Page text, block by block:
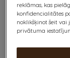
x12
Iedzīvini šo
reklāmas, kas
konfidencialitātes
noklikšķinot šeit
privātuma